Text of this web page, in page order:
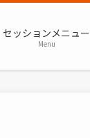
セッションメニュー
Menu